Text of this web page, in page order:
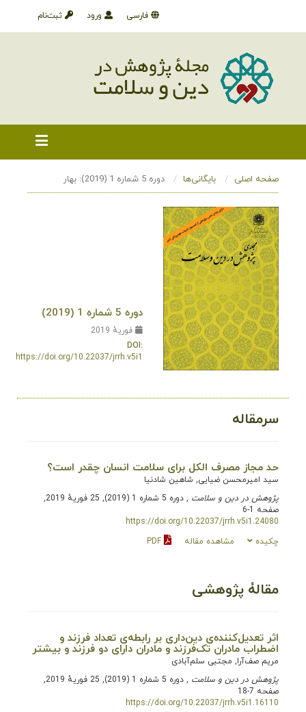
ثبت‌نام ورود فارسی
صفحه اصلی بایگانی‌ها دوره 5 شماره 1 (2019): بهار
دوره 5 شماره 1 (2019)
فوریهٔ 2019
DOI:
https://doi.org/10.22037/jrrh.v5i1
سرمقاله
حد مجاز مصرف الکل برای سلامت انسان چقدر است؟
سید امیرمحسن ضیایی, شاهین شادنیا
پژوهش در دین و سلامت
, دوره 5 شماره 1 (2019), 25 فوریهٔ 2019,
صفحه 1-6
https://doi.org/10.22037/jrrh.v5i1.24080
چکیده
مشاهده مقاله
مقالۀ پژوهشی
اثر تعدیل‌کننده‌ی دین‌داری بر رابطه‌ی تعداد فرزند و
اضطراب مادران تک‌فرزند و مادران دارای دو فرزند و بیشتر
مریم صف‌آرا, مجتبی سلم‌آبادی
پژوهش در دین و سلامت
, دوره 5 شماره 1 (2019), 25 فوریهٔ 2019,
صفحه 7-18
https://doi.org/10.22037/jrrh.v5i1.16110